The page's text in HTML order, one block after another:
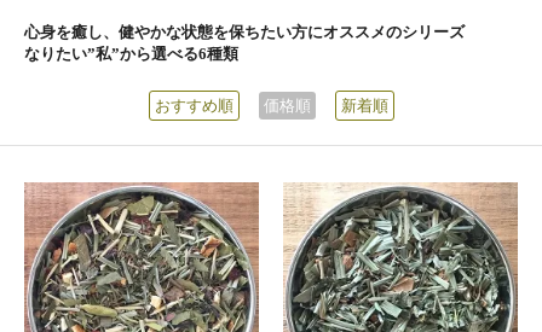
心身を癒し、健やかな状態を保ちたい方にオススメのシリーズ
なりたい”私”から選べる6種類
おすすめ順 価格順 新着順